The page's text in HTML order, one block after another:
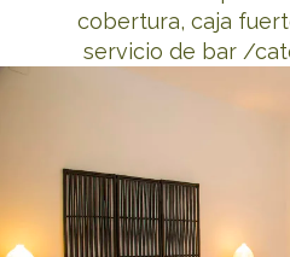
cobertura, caja
servicio de bar /